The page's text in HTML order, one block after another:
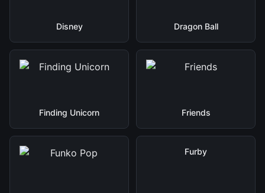
Disney Dragon Ball
Finding Unicorn Friends
Furby